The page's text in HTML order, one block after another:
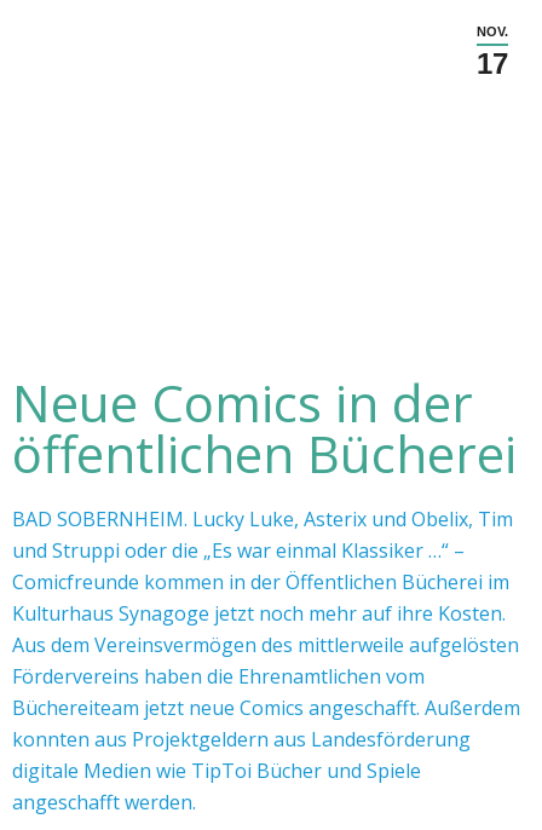
NOV.
17
Neue Comics in der
öffentlichen Bücherei
BAD SOBERNHEIM. Lucky Luke, Asterix und Obelix, Tim
und Struppi oder die „Es war einmal Klassiker …“ –
Comicfreunde kommen in der Öffentlichen Bücherei im
Kulturhaus Synagoge jetzt noch mehr auf ihre Kosten.
Aus dem Vereinsvermögen des mittlerweile aufgelösten
Fördervereins haben die Ehrenamtlichen vom
Büchereiteam jetzt neue Comics angeschafft. Außerdem
konnten aus Projektgeldern aus Landesförderung
digitale Medien wie TipToi Bücher und Spiele
angeschafft werden.